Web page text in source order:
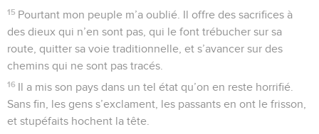
15 Pourtant mon peuple m’a oublié. Il offre des sacrifices à
des dieux qui n’en sont pas, qui le font trébucher sur sa
route, quitter sa voie traditionnelle, et s’avancer sur des
chemins qui ne sont pas tracés.
16 Il a mis son pays dans un tel état qu’on en reste horrifié.
Sans fin, les gens s’exclament, les passants en ont le frisson,
et stupéfaits hochent la tête.